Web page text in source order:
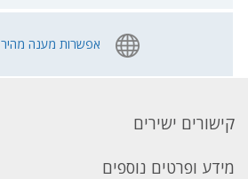
אפשרות מענה
קישורים ישירים
מידע ופרטים נוספים